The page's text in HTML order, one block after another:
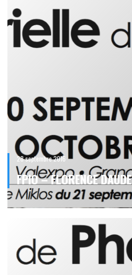
28 septembre 2016
FPIO – FLORENCE DAUDE